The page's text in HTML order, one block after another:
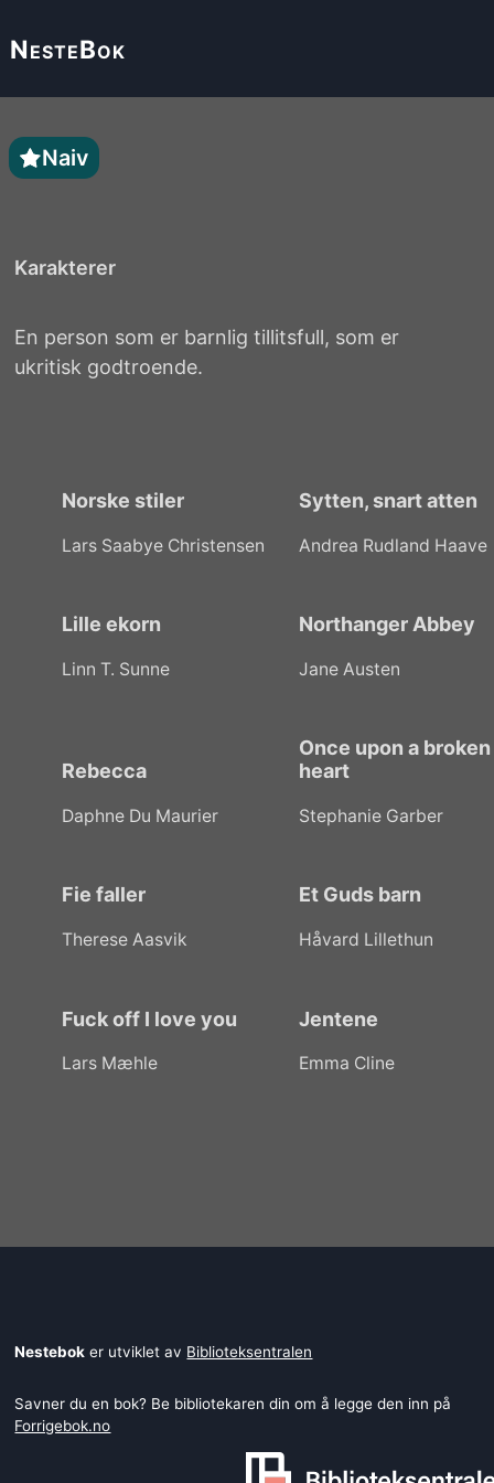
NesteBok
Naiv
Karakterer
En person som er barnlig tillitsfull, som er
ukritisk godtroende.
Norske stiler
Lars Saabye Christensen
Sytten, snart atten
Andrea Rudland Haave
Lille ekorn
Linn T. Sunne
Northanger Abbey
Jane Austen
Rebecca
Daphne Du Maurier
Once upon a broken
heart
Stephanie Garber
Fie faller
Therese Aasvik
Et Guds barn
Håvard Lillethun
Fuck off I love you
Lars Mæhle
Jentene
Emma Cline
Nestebok er utviklet av Biblioteksentralen
Savner du en bok? Be bibliotekaren din om å legge den inn på
Forrigebok.no